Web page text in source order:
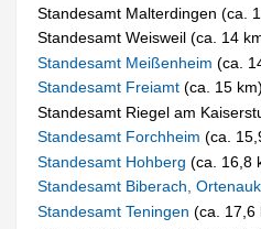
Standesamt Malterdingen (ca.
Standesamt Weisweil (ca. 14
Standesamt Meißenheim(ca.
Standesamt Freiamt(ca. 15 km)
Standesamt Riegel am
Standesamt Forchheim(ca.
Standesamt Hohberg(ca. 16,8
Standesamt Biberach,
Standesamt Teningen(ca. 17,6